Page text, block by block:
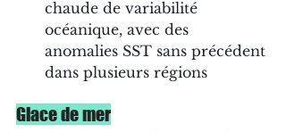
chaude de variabilité
océanique, avec des
anomalies SST sans précédent
dans plusieurs régions
Glace de mer